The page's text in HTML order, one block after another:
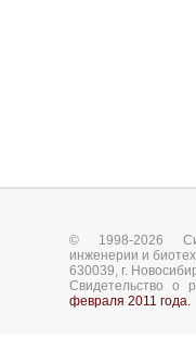
© 1998-2026
инженерии и
630039, г.
Свидетельство о
февраля 2011 года.